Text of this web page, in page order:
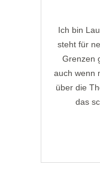
Ich bin
steht für
Grenzen
auch wenn
über die
das